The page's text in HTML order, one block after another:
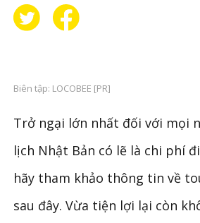
Biên tập: LOCOBEE [PR]
Trở ngại lớn nhất đối với mọi
lịch Nhật Bản có lẽ là chi phí
hãy tham khảo thông tin về
sau đây. Vừa tiện lợi lại còn